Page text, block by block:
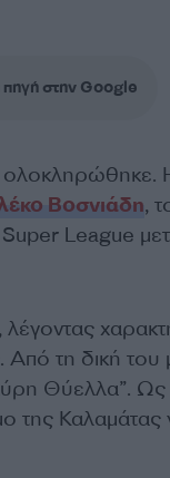
στην Google
ολοκληρώθηκε.
Βοσνιάδη,
League
Από τη δική του
Θύελλα”. Ως
της Καλαμάτας